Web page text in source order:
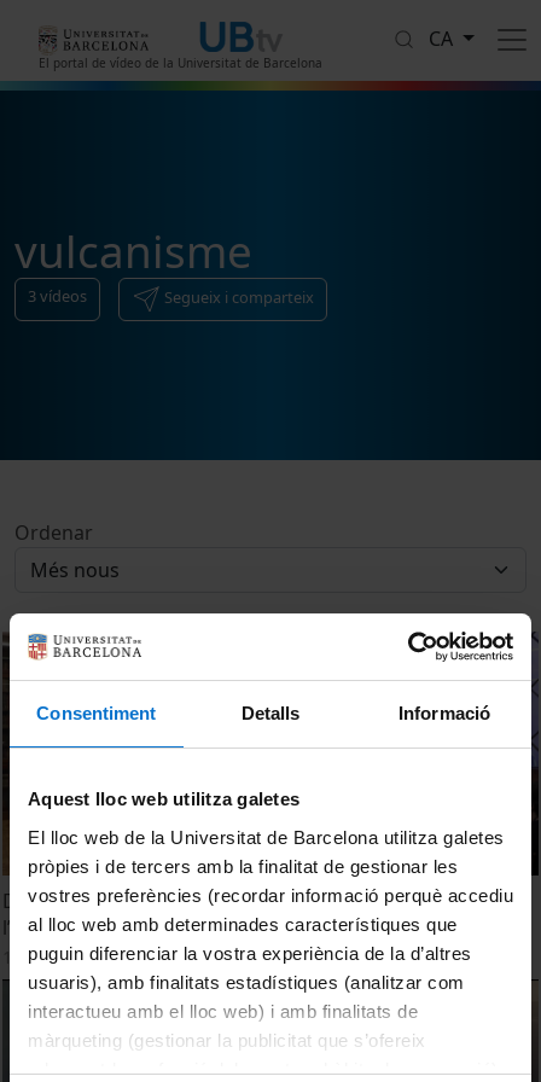
Consentiment Detalls Informació
Aquest lloc web utilitza galetes
El lloc web de la Universitat de Barcelona utilitza galetes
pròpies i de tercers amb la finalitat de gestionar les
vostres preferències (recordar informació perquè accediu
al lloc web amb determinades característiques que
puguin diferenciar la vostra experiència de la d’altres
usuaris), amb finalitats estadístiques (analitzar com
interactueu amb el lloc web) i amb finalitats de
màrqueting (gestionar la publicitat que s’ofereix
adequant-la en funció dels vostres hàbits de navegació).
El portal de vídeo de la Universitat de Barcelona
CA
vulcanisme
3vídeos Segueix i comparteix
Ordenar
Diàlegs Alumni - Erupcions volcàniques en l’era digital:
l’exemple de La Palma
16 setembre, 2022